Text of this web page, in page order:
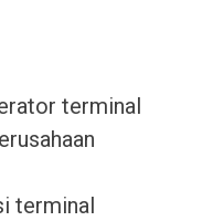
terminal
terminal